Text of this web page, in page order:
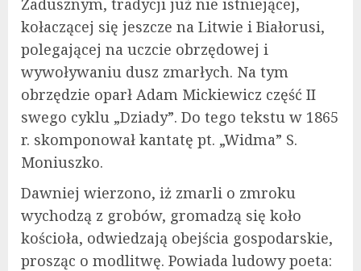
kołaczącej się jeszcze na Litwie i Białorusi,
polegającej na uczcie obrzędowej i
wywoływaniu dusz zmarłych. Na tym
obrzędzie oparł Adam Mickiewicz część II
swego cyklu „Dziady”. Do tego tekstu w 1865
r. skomponował kantatę pt. „Widma” S.
Moniuszko.
Dawniej wierzono, iż zmarli o zmroku
wychodzą z grobów, gromadzą się koło
kościoła, odwiedzają obejścia gospodarskie,
prosząc o modlitwę. Powiada ludowy poeta: